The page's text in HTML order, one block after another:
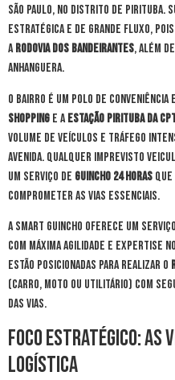
São Paulo, no distrito de Pirituba.
estratégica e de grande fluxo,
aRodovia dos Bandeirantes, além
Anhanguera.
O bairro é um polo de conveniência
Shopping e aEstação Pirituba da
volume de veículos e tráfego
avenida. Qualquer imprevisto
um serviço de guincho 24 horas
comprometer as vias essenciais.
A Smart Guincho oferece um
com máxima agilidade e expertise
estão posicionadas para realizar o
(carro, moto ou utilitário) com
das vias.
Foco Estratégico: As
Logística